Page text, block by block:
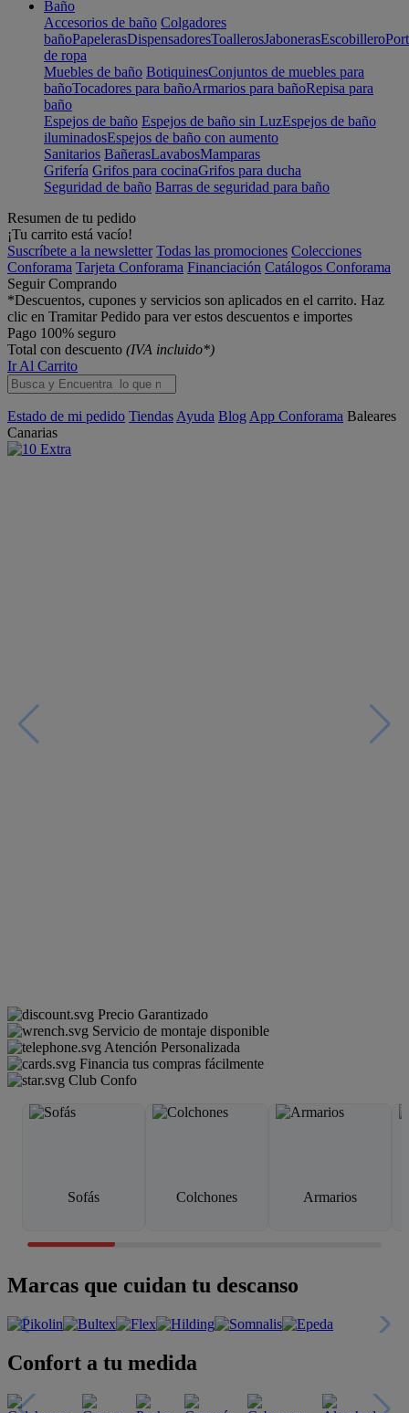
Baño
Accesorios de baño Colgadores
bañoPapelerasDispensadoresToallerosJabonerasEscobillero
de ropa
Muebles de baño BotiquinesConjuntos de muebles para
bañoTocadores para bañoArmarios para bañoRepisa para
baño
Espejos de baño Espejos de baño sin LuzEspejos de baño
iluminadosEspejos de baño con aumento
Sanitarios BañerasLavabosMamparas
Grifería Grifos para cocinaGrifos para ducha
Seguridad de baño Barras de seguridad para baño
Resumen de tu pedido
¡Tu carrito está vacío!
Suscríbete a la newsletter Todas las promociones Colecciones
Conforama Tarjeta Conforama Financiación Catálogos Conforama
Seguir Comprando
*Descuentos, cupones y servicios son aplicados en el carrito. Haz
clic en Tramitar Pedido para ver estos descuentos e importes
Pago 100% seguro
Total con descuento (IVA incluido*)
Ir Al Carrito
Estado de mi pedido Tiendas Ayuda Blog App Conforama Baleares
Canarias
Precio Garantizado
Servicio de montaje disponible
Atención Personalizada
Financia tus compras fácilmente
Club Confo
Sofás Colchones Armarios
Marcas que cuidan tu descanso
Confort a tu medida